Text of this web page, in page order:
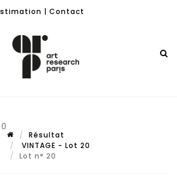
| Contact
Résultat
VINTAGE - Lot 20
Lot n° 20